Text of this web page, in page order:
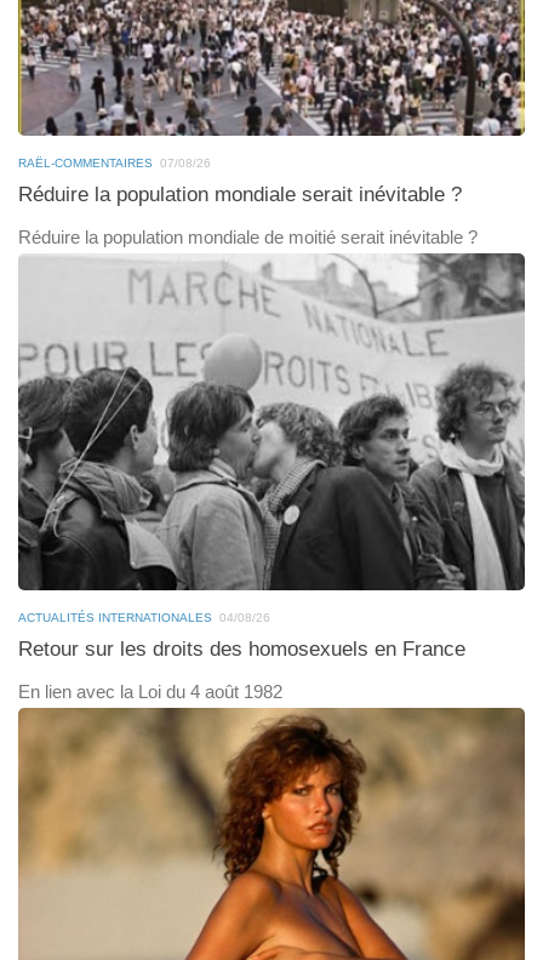
RAËL-COMMENTAIRES 07/08/26
Réduire la population mondiale serait inévitable ?
Réduire la population mondiale de moitié serait inévitable ?
ACTUALITÉS INTERNATIONALES 04/08/26
Retour sur les droits des homosexuels en France
En lien avec la Loi du 4 août 1982